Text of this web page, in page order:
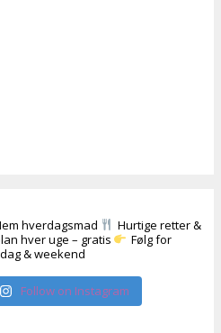
hverdagsmad
Hurtige retter &
hver uge – gratis
Følg for
& weekend
Follow on Instagram